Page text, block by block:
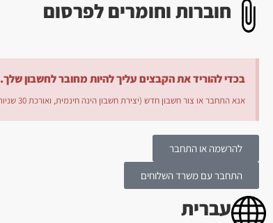
חוברות וחומרים לפרסום
בכדי להוריד את הקבצים עליך להיות מחובר לחשבון שלך.
אנא התחבר או צור חשבון חדש (יצירת חשבון הינה חינמית, ואורכת 30 שניות בלבד).
להרשמה או התחבר
התחבר עם משרד השלוחים
עברית